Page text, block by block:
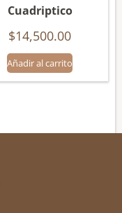
Cuadriptico
$14,500.00
Añadir al carrito